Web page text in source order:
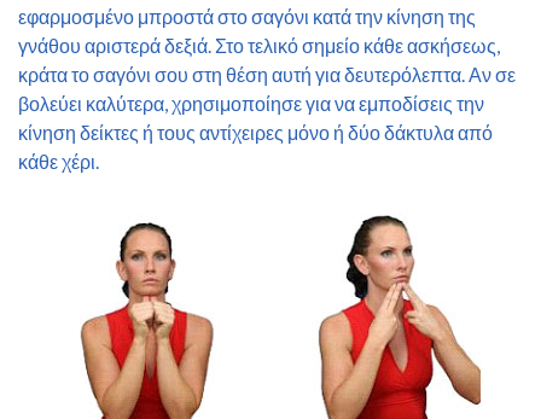
εφαρμοσμένο μπροστά στο σαγόνι κατά την κίνηση της
γνάθου αριστερά δεξιά. Στο τελικό σημείο κάθε ασκήσεως,
κράτα το σαγόνι σου στη θέση αυτή για δευτερόλεπτα. Αν σε
βολεύει καλύτερα, χρησιμοποίησε για να εμποδίσεις την
κίνηση δείκτες ή τους αντίχειρες μόνο ή δύο δάκτυλα από
κάθε χέρι.